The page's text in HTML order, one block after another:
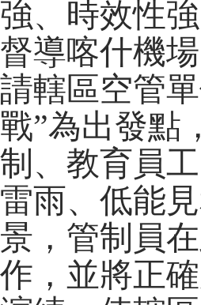
強、時效性
督導喀什機
請轄區空管
戰”為出發點
制、教育員
雷雨、低能
景，管制員
作，並將正